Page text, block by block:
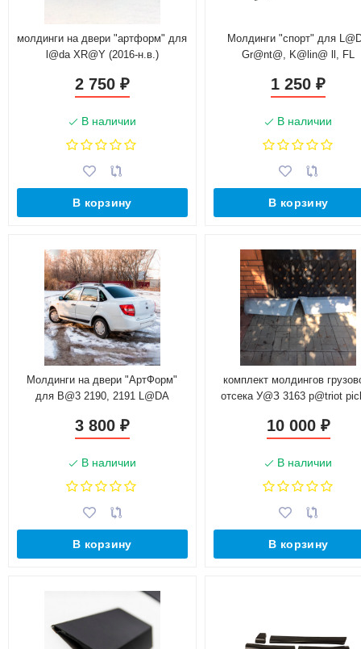
молдинги на двери "артформ" для
l@da XR@Y (2016-н.в.)
2 750 ₽
В наличии
В корзину
Молдинги "спорт" для
Gr@nt@, K@lin@ ll, FL
1 250₽
В наличии
В корзину
Молдинги на двери "АртФорм"
для B@3 2190, 2191 L@DA
3 800 ₽
В наличии
В корзину
комплект молдингов
отсека У@З 3163 p@triot
10 000 ₽
В наличии
В корзину